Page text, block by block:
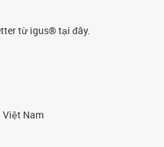
từ igus® tại đây.
Việt Nam